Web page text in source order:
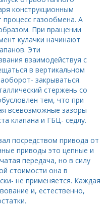
конструкционным
газообмена. А
При вращении
кулачки начинают
Эти
взаимодействуя с
в вертикальном
закрываться.
стержень со
тем, что при
всевозможные зазоры
клапана и ГБЦ- седлу.
посредством привода от
приводы это цепные и
передача, но в силу
стоимости она в
не применяется. Каждая
и, естественно,